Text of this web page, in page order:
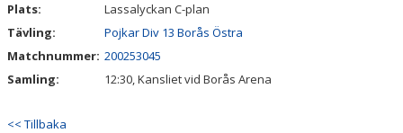
BILDGALLERI
Plats:
Lassalyckan C-plan
Tävling:
Pojkar Div 13 Borås Östra
Matchnummer: 200253045
Samling:
12:30, Kansliet vid Borås Arena
<< Tillbaka